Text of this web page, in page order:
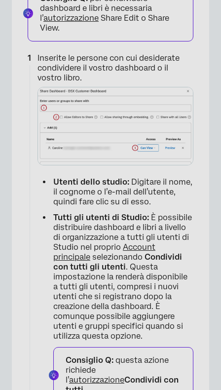
×
dashboard e libri è necessaria
l’autorizzazione Share Edit o Share
View.
Inserite le persone con cui desiderate
condividere il vostro dashboard o il
vostro libro.
Utenti dello studio: Digitare il nome,
il cognome o l’e-mail dell’utente,
quindi fare clic su di esso.
Tutti gli utenti di Studio: È possibile
distribuire dashboard e libri a livello
di organizzazione a tutti gli utenti di
Studio nel proprio Account
principale selezionando Condividi
con tutti gli utenti. Questa
impostazione la renderà disponibile
a tutti gli utenti, compresi i nuovi
utenti che si registrano dopo la
creazione della dashboard. È
comunque possibile aggiungere
utenti e gruppi specifici quando si
utilizza questa opzione.
Consiglio Q: questa azione
richiede
l’autorizzazioneCondividi con